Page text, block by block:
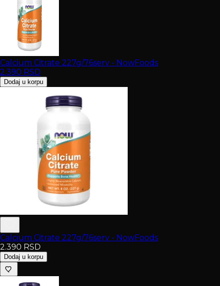
Calcium Citrate 227g/76serv - NowFoods
2.390 RSD
Dodaj u korpu
Calcium Citrate 227g/76serv - NowFoods
2.390 RSD
Dodaj u korpu